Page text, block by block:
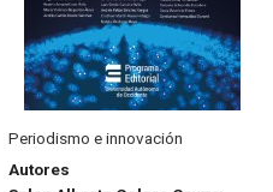
Periodismo e innovación
Autores